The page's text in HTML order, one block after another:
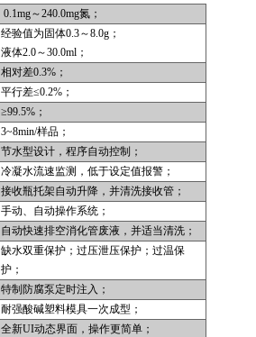
0.1mg～240.0mg氮；
经验值为固体0.3～8.0g；
液体2.0～30.0ml；
相对差0.3%；
平行差≤0.2%；
≥99.5%；
3~8min/样品；
节水型设计，程序自动控制；
冷凝水流速监测，低于设定值报警；
接收瓶托架自动升降，并清洗接收管；
手动、自动操作系统；
自动快速排空消化管废液，并适当清洗；
缺水双重保护；过压泄压保护；过温保
护；
特制防腐泵定时注入；
耐强酸碱塑料模具一次成型；
全新UI动态界面，操作更简单；